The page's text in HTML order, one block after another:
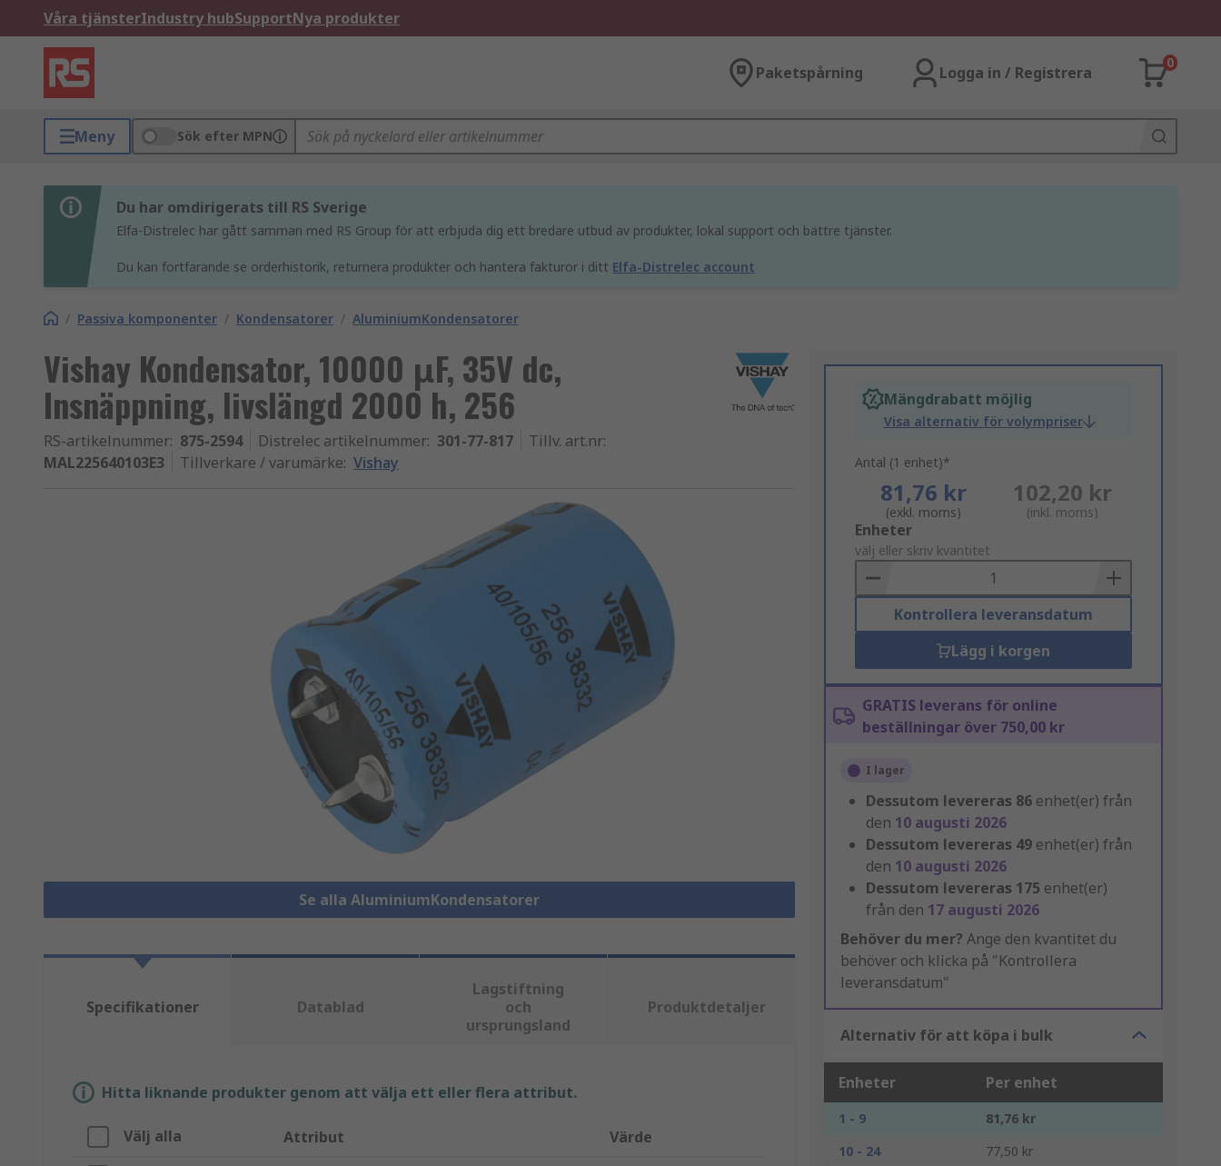
Våra tjänsterIndustry hubSupportNya produkter
Paketspårning Logga in / Registrera
0
Meny Sök efter MPN
Du har omdirigerats till RS Sverige
Elfa-Distrelec har gått samman med RS Group för att erbjuda dig ett bredare utbud av produkter, lokal support och bättre tjänster.
Du kan fortfarande se orderhistorik, returnera produkter och hantera fakturor i ditt Elfa-Distrelec account
/ Passiva komponenter / Kondensatorer / AluminiumKondensatorer
Vishay Kondensator, 10000 μF, 35V dc,
Insnäppning, livslängd 2000 h, 256
RS-artikelnummer: 875-2594 Distrelec artikelnummer: 301-77-817 Tillv. art.nr:
MAL225640103E3
Tillverkare / varumärke: Vishay
Se alla AluminiumKondensatorer
Mängdrabatt möjlig
Visa alternativ för volympriser
Antal (1 enhet)*
81,76 kr
(exkl. moms)
102,20 kr
(inkl. moms)
Add
to
Basket
Enheter
välj eller skriv kvantitet
Kontrollera leveransdatum
Lägg i korgen
GRATIS leverans för online
beställningar över 750,00 kr
I lager
Dessutom levereras 86 enhet(er) från
den 10 augusti 2026
Dessutom levereras 49 enhet(er) från
den 10 augusti 2026
Dessutom levereras 175 enhet(er)
från den 17 augusti 2026
Behöver du mer? Ange den kvantitet du
behöver och klicka på "Kontrollera
leveransdatum"
Alternativ för att köpa i bulk
Enheter Per enhet
1 - 9
81,76 kr
10 - 24
77,50 kr
Specifikationer Datablad
Lagstiftning
och
ursprungsland
Produktdetaljer
Hitta liknande produkter genom att välja ett eller flera attribut.
Välj alla Attribut Värde